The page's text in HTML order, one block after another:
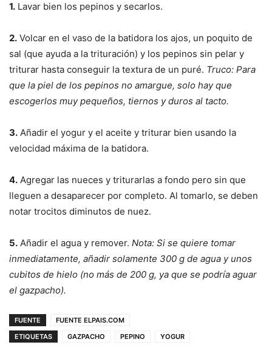
1. Lavar bien los pepinos y secarlos.
2. Volcar en el vaso de la batidora los ajos, un poquito de
sal (que ayuda a la trituración) y los pepinos sin pelar y
triturar hasta conseguir la textura de un puré. Truco: Para
que la piel de los pepinos no amargue, solo hay que
escogerlos muy pequeños, tiernos y duros al tacto.
3. Añadir el yogur y el aceite y triturar bien usando la
velocidad máxima de la batidora.
4. Agregar las nueces y triturarlas a fondo pero sin que
lleguen a desaparecer por completo. Al tomarlo, se deben
notar trocitos diminutos de nuez.
5. Añadir el agua y remover. Nota: Si se quiere tomar
inmediatamente, añadir solamente 300 g de agua y unos
cubitos de hielo (no más de 200 g, ya que se podría aguar
el gazpacho).
FUENTE
FUENTE ELPAIS.COM
ETIQUETAS
GAZPACHO PEPINO YOGUR